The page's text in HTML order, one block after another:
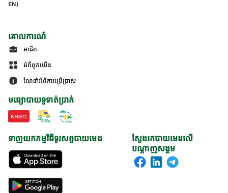
EN)
គោលការណ៍
អាជីព
អំពីពួកយើង
ណែនាំអំពីការប្រើប្រាស់
មធ្យោបាយទូទាត់ប្រាក់
ស្វែងរកបាយមេដលើ
បណ្តាញសង្គម
ទាញយកកម្មវិធីទូរសព្ទបាយមេដ